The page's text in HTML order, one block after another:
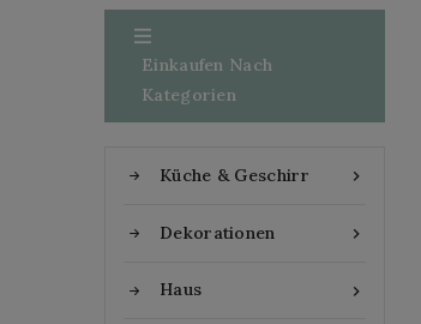

Einkaufen Nach
Kategorien

Küche & Geschirr

Dekorationen

Haus